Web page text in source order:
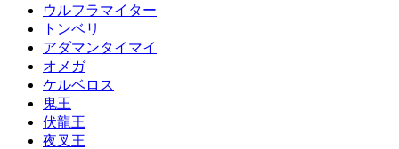
ウルフラマイター
トンベリ
アダマンタイマイ
オメガ
ケルベロス
鬼王
伏龍王
夜叉王